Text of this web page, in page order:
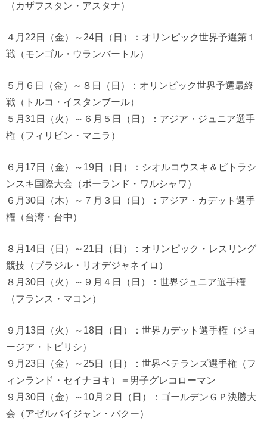
（カザフスタン・アスタナ）
４月22日（金）～24日（日）：オリンピック世界予選第１
戦（モンゴル・ウランバートル）
５月６日（金）～８日（日）：オリンピック世界予選最終
戦（トルコ・イスタンブール）
５月31日（火）～６月５日（日）：アジア・ジュニア選手
権（フィリピン・マニラ）
６月17日（金）～19日（日）：シオルコウスキ＆ピトラシ
ンスキ国際大会（ポーランド・ワルシャワ）
６月30日（木）～７月３日（日）：アジア・カデット選手
権（台湾・台中）
８月14日（日）～21日（日）：オリンピック・レスリング
競技（ブラジル・リオデジャネイロ）
８月30日（火）～９月４日（日）：世界ジュニア選手権
（フランス・マコン）
９月13日（火）～18日（日）：世界カデット選手権（ジョ
ージア・トビリシ）
９月23日（金）～25日（日）：世界ベテランズ選手権（フ
ィンランド・セイナヨキ）＝男子グレコローマン
９月30日（金）～10月２日（日）：ゴールデンＧＰ決勝大
会（アゼルバイジャン・バクー）